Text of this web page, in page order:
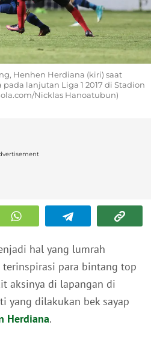
Henhen Herdiana (kiri) saat
lanjutan Liga 1 2017 di Stadion
Nicklas Hanoatubun)
hal yang lumrah
terinspirasi para bintang top
aksinya di lapangan di
yang dilakukan bek sayap
Herdiana.